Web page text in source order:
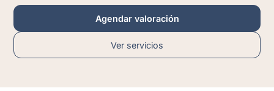
Agendar valoración
Ver servicios